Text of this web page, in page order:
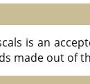
is an
made out of